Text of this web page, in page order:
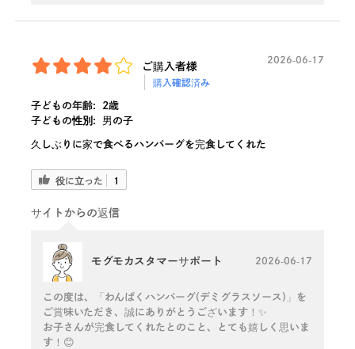
ご購入者様
購入確認済み
2026-06-17
子どもの年齢:
2歳
子どもの性別:
男の子
久しぶりに家で食べるハンバーグを完食してくれた
役に立った 1
サイトからの返信
モグモカスタマーサポート 2026-06-17
この度は、「わんぱくハンバーグ(デミグラスソース)」を
ご賞味いただき、誠にありがとうございます！✨
お子さんが完食してくれたとのこと、とても嬉しく思いま
す！😊